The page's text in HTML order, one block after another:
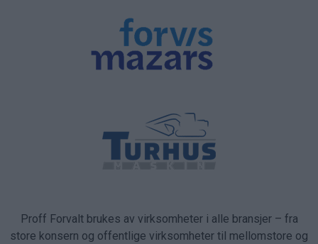
Proff Forvalt brukes av virksomheter i alle bransjer – fra
store konsern og offentlige virksomheter til mellomstore og